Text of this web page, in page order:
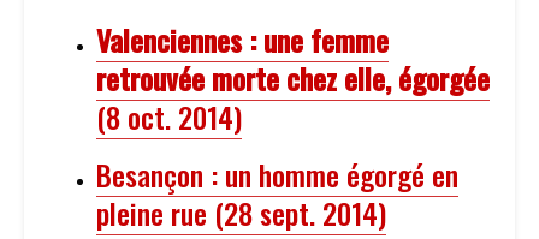
Valenciennes : une femme
retrouvée morte chez elle, égorgée
(8 oct. 2014)
Besançon : un homme égorgé en
pleine rue (28 sept. 2014)